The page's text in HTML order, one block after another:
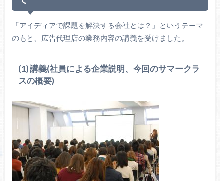
「アイディアで課題を解決する会社とは？」というテーマ
のもと、広告代理店の業務内容の講義を受けました。
(1) 講義(社員による企業説明、今回のサマークラ
スの概要)